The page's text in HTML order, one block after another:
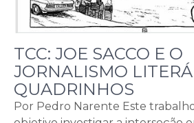
TCC: JOE SACCO E O
JORNALISMO
QUADRINHOS
Por Pedro Narente Este